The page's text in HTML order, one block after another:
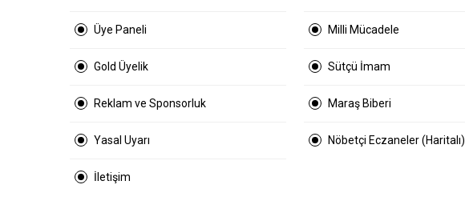
Üye Paneli
Gold Üyelik
Reklam ve Sponsorluk
Yasal Uyarı
İletişim
Milli Mücadele
Sütçü İmam
Maraş Biberi
Nöbetçi Eczaneler (Haritalı)